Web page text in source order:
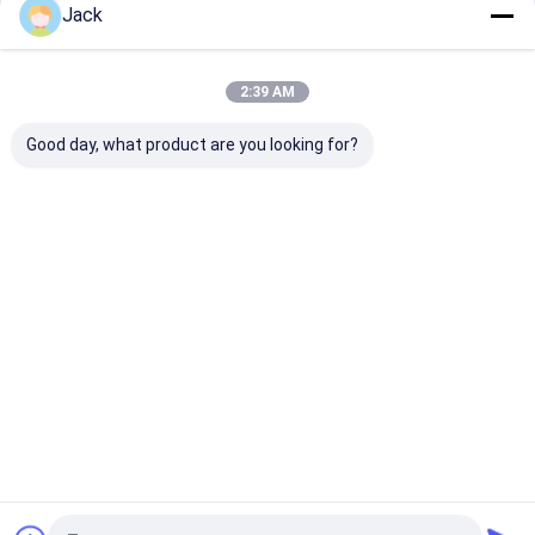
Zasilanie baterią litową
Jakość
Jack
2:39 AM
Good day, what product are you looking for?